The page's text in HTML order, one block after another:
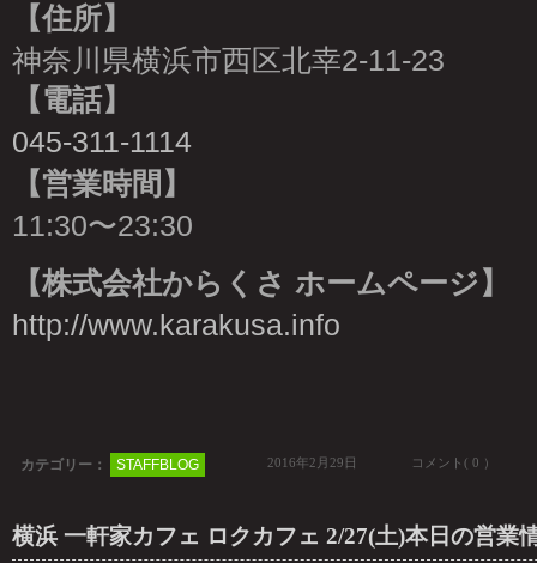
【住所】
神奈川県横浜市西区北幸2-11-23
【電話】
045-311-1114
【営業時間】
11:30〜23:30
【株式会社からくさ ホームページ】
http://www.karakusa.info
カテゴリー： STAFFBLOG 2016年2月29日 コメント( 0 ）
横浜 一軒家カフェ ロクカフェ 2/27(土)本日の営業